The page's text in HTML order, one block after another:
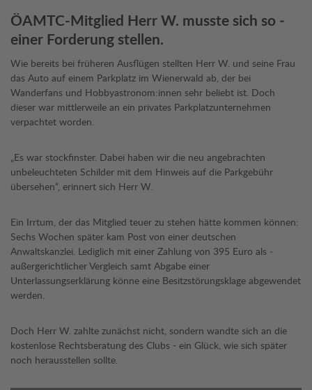
ÖAMTC-Mitglied Herr W. musste sich so ­
einer Forderung stellen.
Wie bereits bei früheren Ausflügen stellten Herr W. und seine Frau
das Auto auf einem Parkplatz im Wienerwald ab, der bei
Wanderfans und Hobbyastronom:innen sehr beliebt ist. Doch
dieser war mittlerweile an ein privates Parkplatzunternehmen
verpachtet worden.
„Es war stockfinster. Dabei haben wir die neu angebrachten
unbeleuchteten Schilder mit dem Hinweis auf die Parkgebühr
übersehen“, erinnert sich Herr W.
Ein Irrtum, der das Mitglied teuer zu stehen hätte kommen können:
Sechs Wochen später kam Post von einer deutschen
Anwaltskanzlei. Lediglich mit einer Zahlung von 395 Euro als ­
außergerichtlicher Vergleich samt Abgabe einer
Unterlassungserklärung könne eine Besitzstörungsklage abgewendet
werden.
Doch Herr W. zahlte zunächst nicht, sondern wandte sich an die
kostenlose Rechtsberatung des Clubs - ein Glück, wie sich später
noch herausstellen sollte.